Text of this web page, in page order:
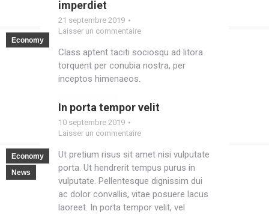
Economy
imperdiet
21 septembre 2019
Laisser un commentaire
Class aptent taciti sociosqu ad litora
torquent per conubia nostra, per
inceptos himenaeos.
Read post
Economy
News
In porta tempor velit
10 septembre 2019
Laisser un commentaire
Ut pretium risus sit amet nisi vulputate
porta. Ut hendrerit tempus purus in
vulputate. Pellentesque dignissim dui
ac dolor convallis, vitae posuere lacus
laoreet. In porta tempor velit, vel